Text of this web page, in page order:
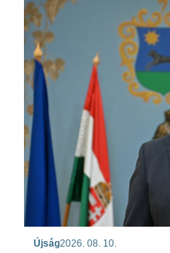
Újság2026. 08. 10.